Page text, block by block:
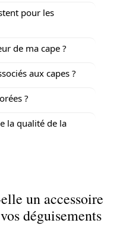
pour les
de ma cape ?
aux capes ?
?
la qualité de la
un accessoire
déguisements